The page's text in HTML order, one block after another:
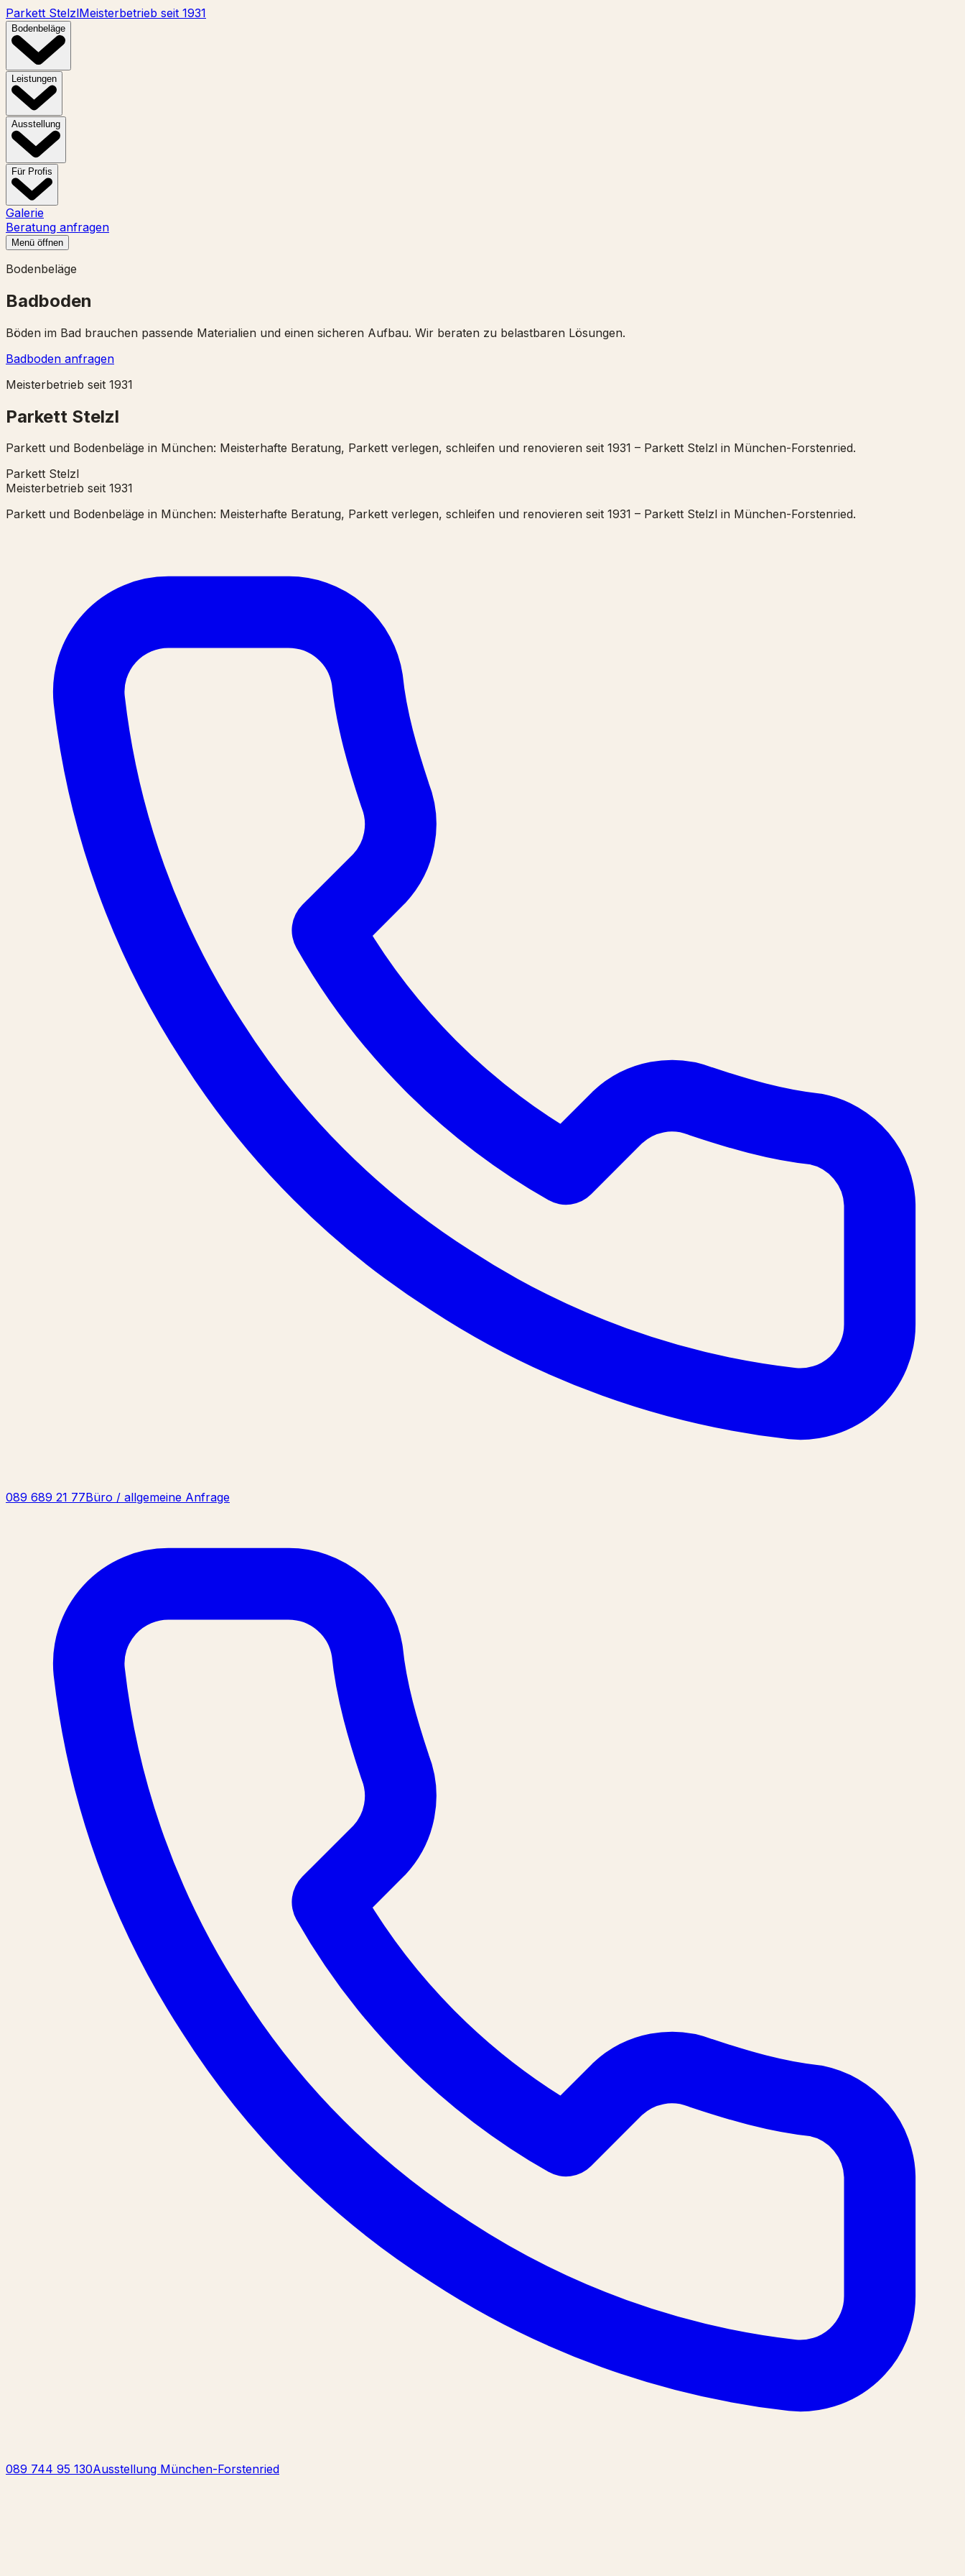
Parkett StelzlMeisterbetrieb seit 1931
Bodenbeläge
Leistungen
Ausstellung
Für Profis
Galerie
Beratung anfragen
Menü öffnen
Bodenbeläge
Badboden
Böden im Bad brauchen passende Materialien und einen sicheren Aufbau. Wir beraten zu belastbaren Lösungen.
Badboden anfragen
Meisterbetrieb seit 1931
Parkett Stelzl
Parkett und Bodenbeläge in München: Meisterhafte Beratung, Parkett verlegen, schleifen und renovieren seit 1931 – Parkett Stelzl in München-Forstenried.
Parkett Stelzl
Meisterbetrieb seit 1931
Parkett und Bodenbeläge in München: Meisterhafte Beratung, Parkett verlegen, schleifen und renovieren seit 1931 – Parkett Stelzl in München-Forstenried.
089 689 21 77Büro / allgemeine Anfrage
089 744 95 130Ausstellung München-Forstenried